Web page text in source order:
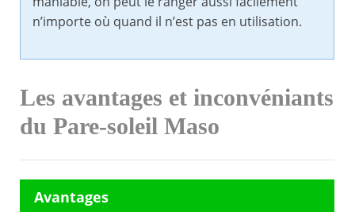
n’importe où quand il n’est pas en utilisation.
Les avantages et inconvéniants
du Pare-soleil Maso